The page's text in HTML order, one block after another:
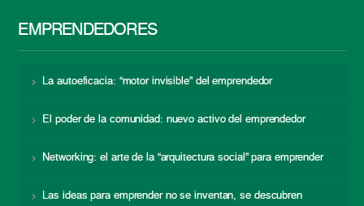
EMPRENDEDORES
La autoeficacia: “motor invisible” del emprendedor
El poder de la comunidad: nuevo activo del emprendedor
Networking: el arte de la “arquitectura social” para emprender
Las ideas para emprender no se inventan, se descubren